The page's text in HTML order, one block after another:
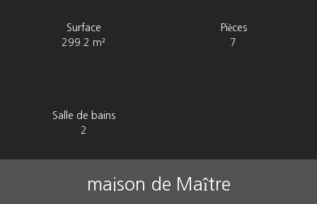
Surface
299.2m²
Pièces
7
Salle de bains
2
maison de Maître